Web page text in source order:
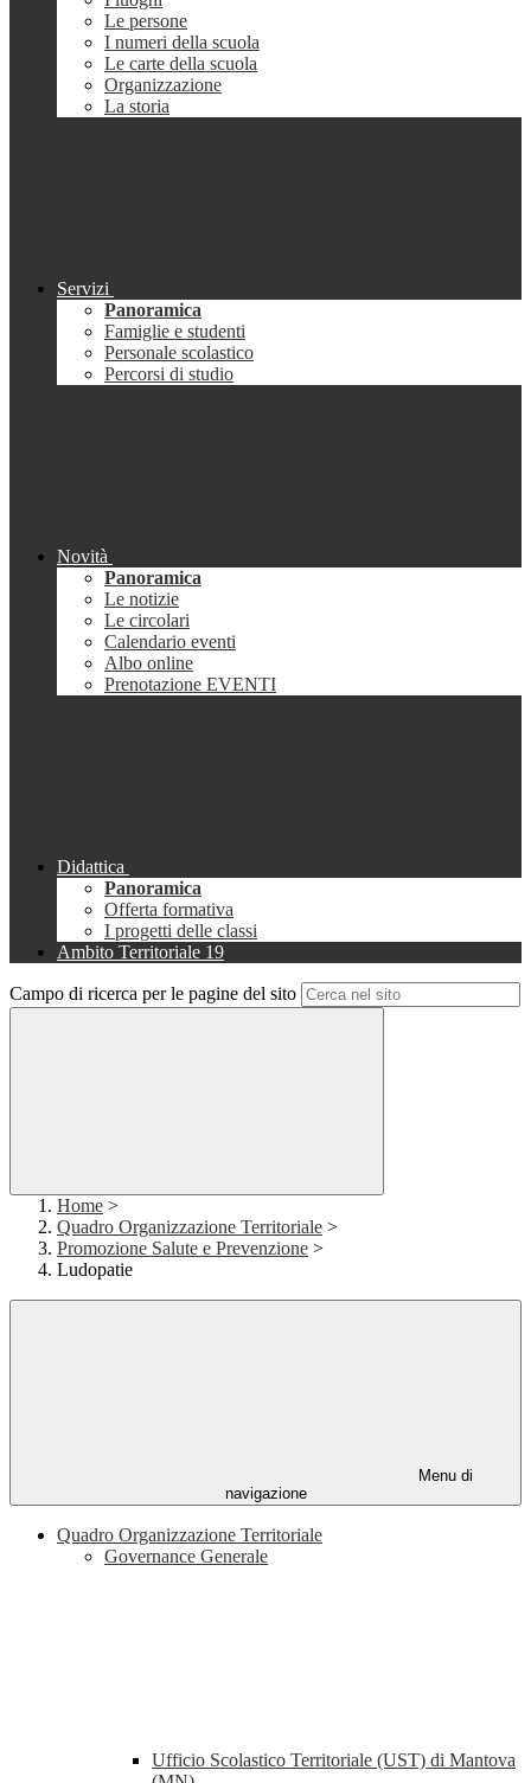
Le persone
I numeri della scuola
Le carte della scuola
Organizzazione
La storia
Servizi
Panoramica
Famiglie e studenti
Personale scolastico
Percorsi di studio
Novità
Panoramica
Le notizie
Le circolari
Calendario eventi
Albo online
Prenotazione EVENTI
Didattica
Panoramica
Offerta formativa
I progetti delle classi
Ambito Territoriale 19
Campo di ricerca per le pagine del sito
Home >
Quadro Organizzazione Territoriale >
Promozione Salute e Prevenzione >
Ludopatie
Menu di
navigazione
Quadro Organizzazione Territoriale
Governance Generale
Ufficio Scolastico Territoriale (UST) di Mantova